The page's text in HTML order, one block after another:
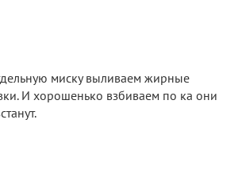
миску выливаем жирные
И хорошенько взбиваем по ка они